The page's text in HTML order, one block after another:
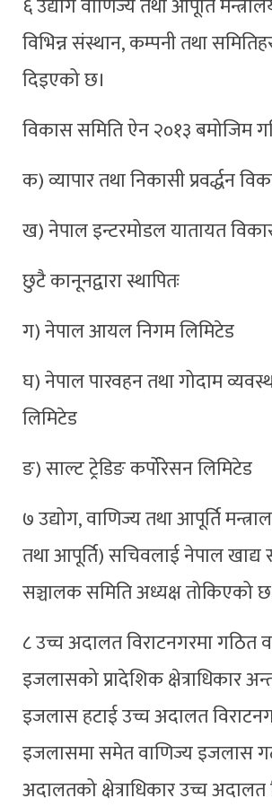
६ उद्योग वाणिज्य तथा आपूर्ति
विभिन्न संस्थान, कम्पनी तथा
दिइएको छ।
विकास समिति ऐन २०१३ बमोजिम
क) व्यापार तथा निकासी प्रवर्द्धन
ख) नेपाल इन्टरमोडल यातायत
छुटै कानूनद्वारा स्थापितः
ग) नेपाल आयल निगम लिमिटेड
घ) नेपाल पारवहन तथा गोदाम
लिमिटेड
ङ) साल्ट ट्रेडिङ कर्पोरेसन लिमिटेड
७ उद्योग, वाणिज्य तथा आपूर्ति
तथा आपूर्ति) सचिवलाई नेपाल खाद्य
सञ्चालक समिति अध्यक्ष तोकिएको
८ उच्च अदालत विराटनगरमा गठित
इजलासको प्रादेशिक क्षेत्राधिकार
इजलास हटाई उच्च अदालत
इजलासमा समेत वाणिज्य इजलास
अदालतको क्षेत्राधिकार उच्च अदालत